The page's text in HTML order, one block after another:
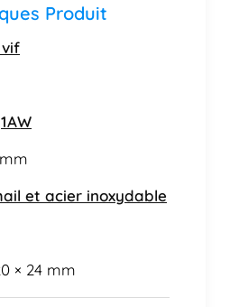
Produit
vif
1AW
et acier inoxydable
× 24 mm